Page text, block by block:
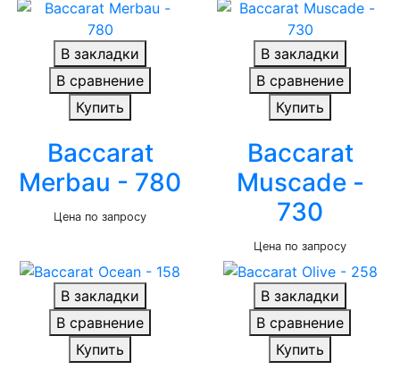
В закладки
В сравнение
Купить
Baccarat
Merbau - 780
Цена по запросу
В закладки
В сравнение
Купить
Baccarat
Muscade -
730
Цена по запросу
В закладки
В сравнение
Купить
В закладки
В сравнение
Купить